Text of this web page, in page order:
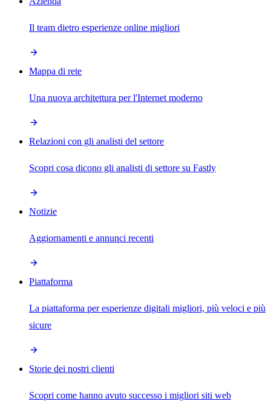
Il team dietro esperienze online migliori
Mappa di rete
Una nuova architettura per l'Internet moderno
Relazioni con gli analisti del settore
Scopri cosa dicono gli analisti di settore su Fastly
Notizie
Aggiornamenti e annunci recenti
Piattaforma
La piattaforma per esperienze digitali migliori, più veloci e più
sicure
Storie dei nostri clienti
Scopri come hanno avuto successo i migliori siti web